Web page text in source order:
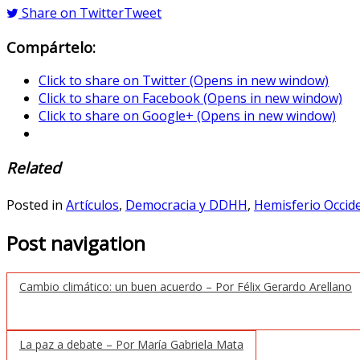
Share on TwitterTweet
Compártelo:
Click to share on Twitter (Opens in new window)
Click to share on Facebook (Opens in new window)
Click to share on Google+ (Opens in new window)
Related
Posted in Artículos, Democracia y DDHH, Hemisferio
Post navigation
Cambio climático: un buen acuerdo – Por Félix Gerardo Arellano
La paz a debate – Por María Gabriela Mata